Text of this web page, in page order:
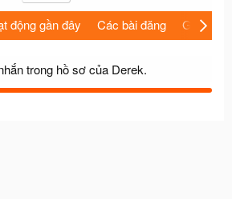
động gần đây Các bài đăng Giới thiệu
trong hồ sơ của Derek.